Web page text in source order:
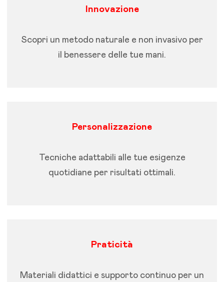
Innovazione
Scopri un metodo naturale e non invasivo per
il benessere delle tue mani.
Personalizzazione
Tecniche adattabili alle tue esigenze
quotidiane per risultati ottimali.
Praticità
Materiali didattici e supporto continuo per un